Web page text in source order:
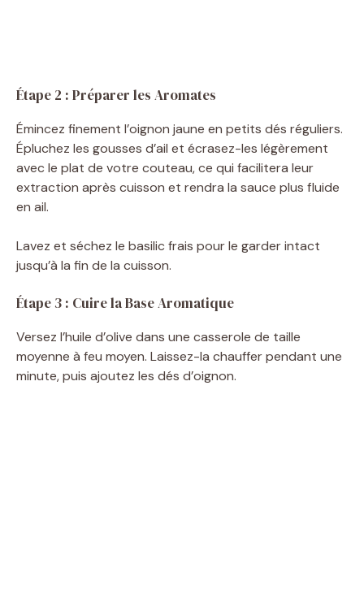
Étape 2 : Préparer les Aromates
Émincez finement l’oignon jaune en petits dés réguliers.
Épluchez les gousses d’ail et écrasez-les légèrement
avec le plat de votre couteau, ce qui facilitera leur
extraction après cuisson et rendra la sauce plus fluide
en ail.
Lavez et séchez le basilic frais pour le garder intact
jusqu’à la fin de la cuisson.
Étape 3 : Cuire la Base Aromatique
Versez l’huile d’olive dans une casserole de taille
moyenne à feu moyen. Laissez-la chauffer pendant une
minute, puis ajoutez les dés d’oignon.